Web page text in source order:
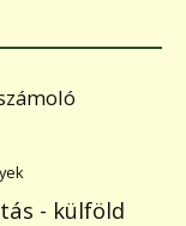
- külföld